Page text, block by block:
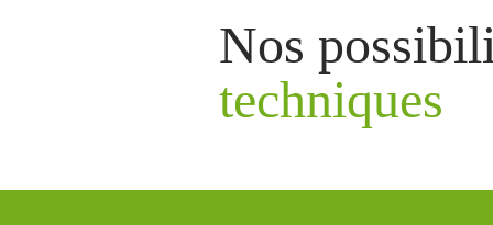
Nos
techniques